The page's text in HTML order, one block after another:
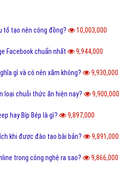
tố tạo nên cộng đồng? 10,003,000
Facebook chuẩn nhất 9,944,000
gì và có nên xăm không? 9,930,000
loại chuỗi thức ăn hiện nay? 9,900,000
hay Bíp Bép là gì? 9,897,000
khi được đào tạo bài bản? 9,891,000
trong công nghệ ra sao? 9,866,000